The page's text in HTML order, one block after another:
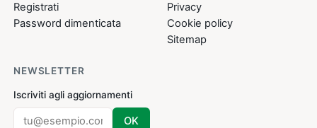
Registrati
Password dimenticata
Privacy
Cookie policy
Sitemap
NEWSLETTER
Iscriviti agli aggiornamenti
OK